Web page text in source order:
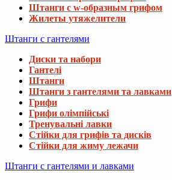
Штанги с w-образным грифом
Жилеты утяжелители
Штанги с гантелями
Диски та набори
Гантелі
Штанги
Штанги з гантелями та лавками
Грифи
Грифи олімпійські
Тренувальні лавки
Стійки для грифів та дисків
Стійки для жиму лежачи
Штанги с гантелями и лавками